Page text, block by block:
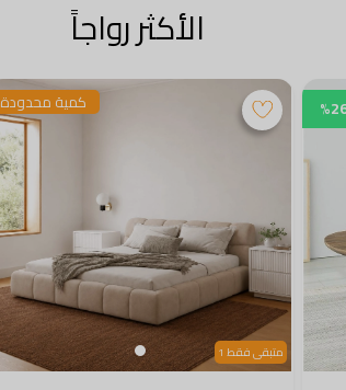
الأكثر رواجاً
كمية محدودة
متبقى فقط 1